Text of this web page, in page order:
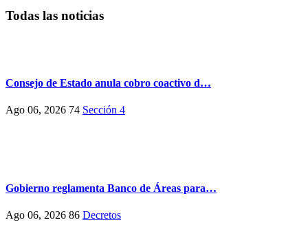
Todas las noticias
Consejo de Estado anula cobro coactivo d…
Ago 06, 2026 74 Sección 4
Gobierno reglamenta Banco de Áreas para…
Ago 06, 2026 86 Decretos